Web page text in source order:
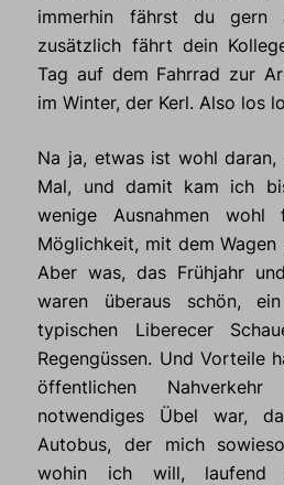
immerhin fährst du gern
zusätzlich fährt dein
Tag auf dem Fahrrad zur
im Winter, der Kerl. Also los
Na ja, etwas ist wohl
Mal, und damit kam ich
wenige Ausnahmen
Möglichkeit, mit dem
Aber was, das Frühjahr
waren überaus schön,
typischen Liberecer
Regengüssen. Und Vorteile
öffentlichen
notwendiges Übel war,
Autobus, der mich
wohin ich will, laufend